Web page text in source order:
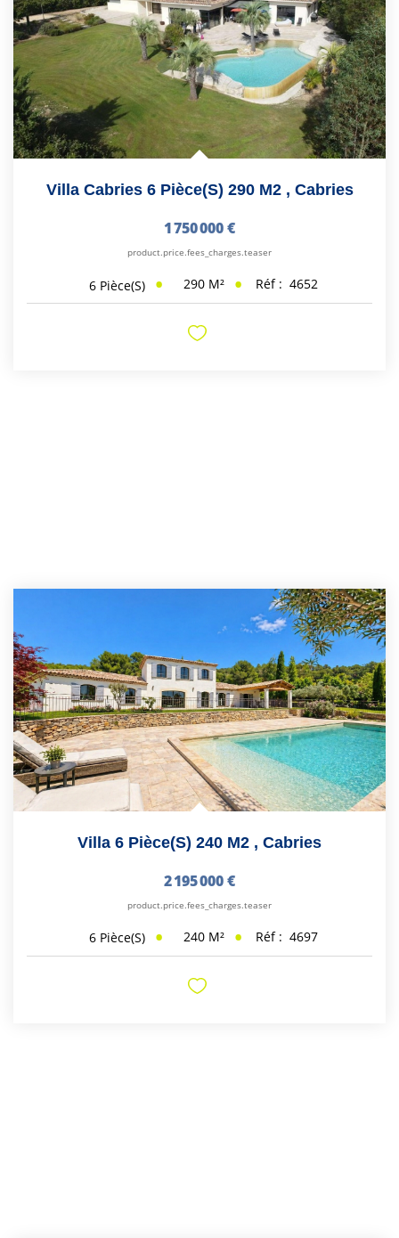
Villa Cabries 6 Pièce(s) 290 M2 , Cabries
1 750 000 €
product.price.fees_charges.teaser
6 Pièce(s) 290 M² Réf : 4652
Villa 6 Pièce(s) 240 M2 , Cabries
2 195 000 €
product.price.fees_charges.teaser
6 Pièce(s) 240 M² Réf : 4697